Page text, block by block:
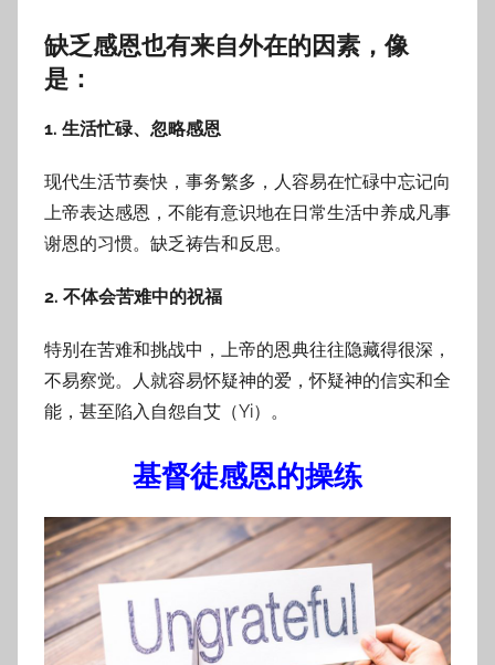
缺乏感恩也有来自外在的因素，像
是：
1. 生活忙碌、忽略感恩
现代生活节奏快，事务繁多，人容易在忙碌中忘记向
上帝表达感恩，不能有意识地在日常生活中养成凡事
谢恩的习惯。缺乏祷告和反思。
2. 不体会苦难中的祝福
特别在苦难和挑战中，上帝的恩典往往隐藏得很深，
不易察觉。人就容易怀疑神的爱，怀疑神的信实和全
能，甚至陷入自怨自艾（Yi）。
基督徒感恩的操练